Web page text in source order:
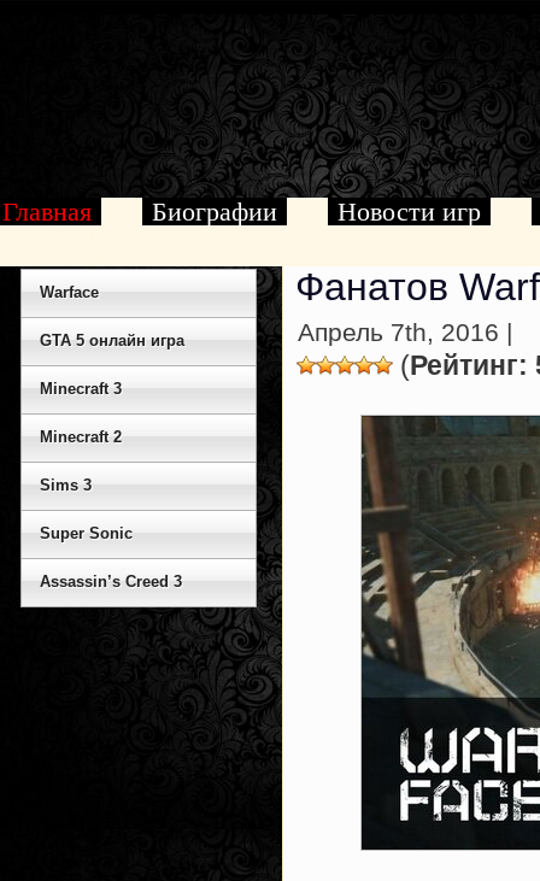
Главная Биографии Новости игр
Фанатов
Апрель 7th, 2016 |
(Рейтинг:
Warface
GTA 5 онлайн игра
Minecraft 3
Minecraft 2
Sims 3
Super Sonic
Assassin’s Creed 3